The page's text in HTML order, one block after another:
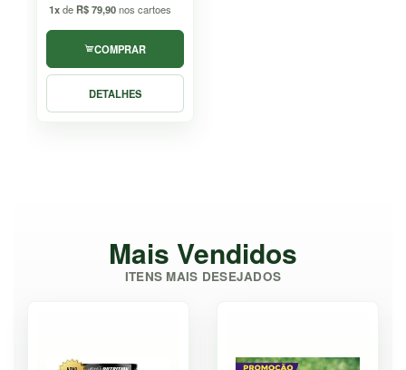
1xde R$ 79,90nos cartoes
COMPRAR
DETALHES
Mais Vendidos
ITENS MAIS DESEJADOS